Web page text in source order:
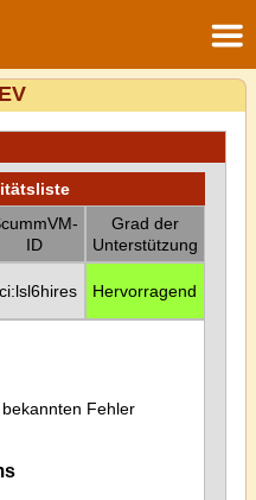
ID
Grad der
Unterstützung
Hervorragend
Fehler